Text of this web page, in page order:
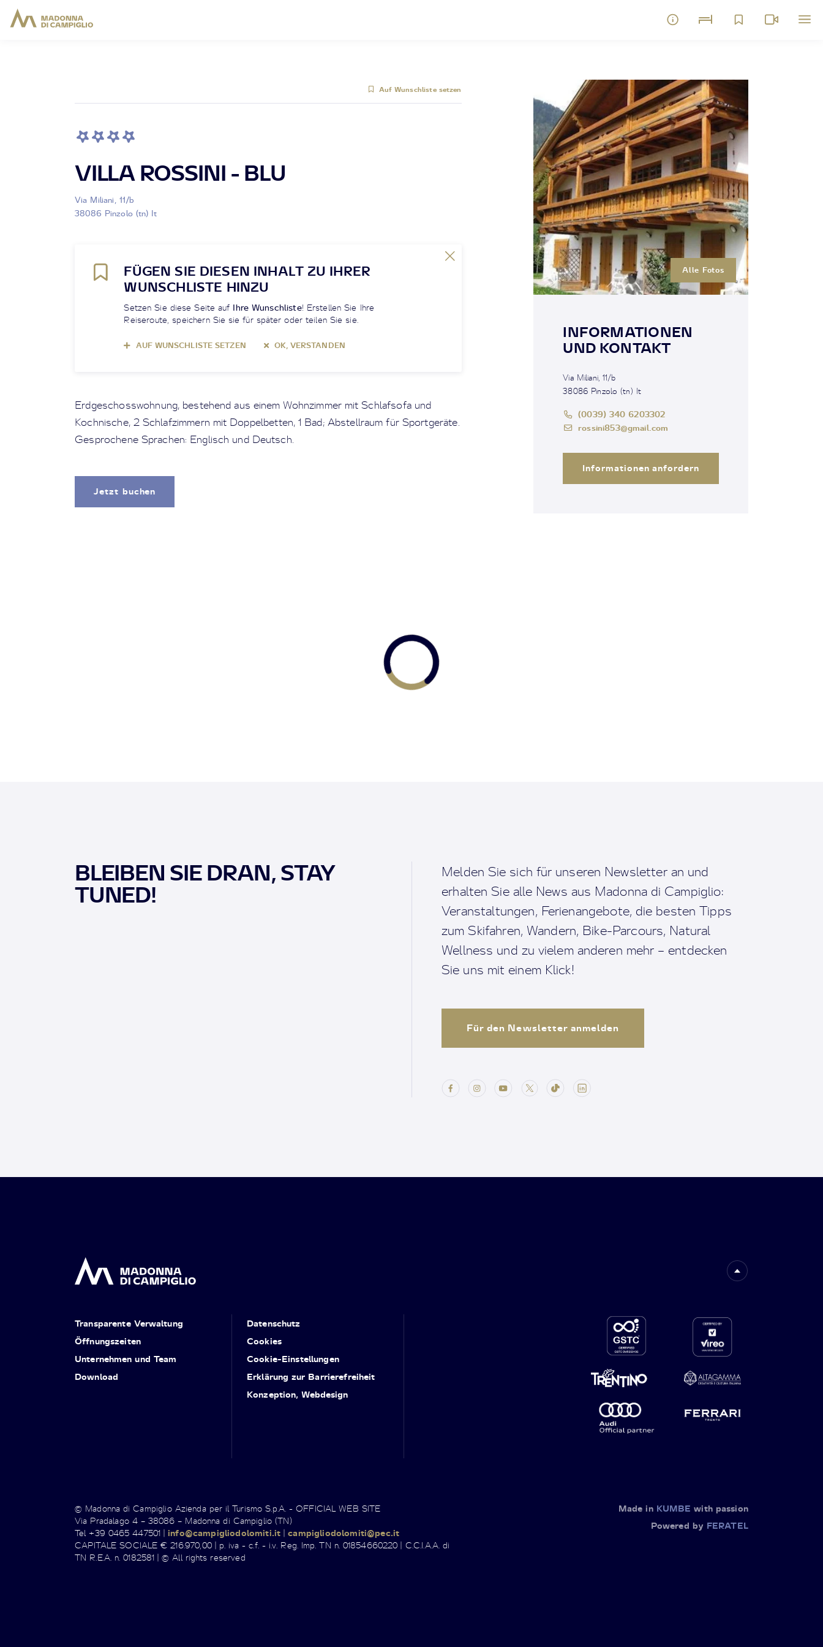
Auf Wunschliste setzen
VILLA ROSSINI - BLU
Via Miliani, 11/b
38086 Pinzolo (tn) It
FÜGEN SIE DIESEN INHALT ZU IHRER
WUNSCHLISTE HINZU
Setzen Sie diese Seite auf Ihre Wunschliste! Erstellen Sie Ihre
Reiseroute, speichern Sie sie für später oder teilen Sie sie.
AUF WUNSCHLISTE SETZEN OK, VERSTANDEN
Erdgeschosswohnung, bestehend aus einem Wohnzimmer mit Schlafsofa und
Kochnische, 2 Schlafzimmern mit Doppelbetten, 1 Bad; Abstellraum für Sportgeräte.
Gesprochene Sprachen: Englisch und Deutsch.
Jetzt buchen
Alle Fotos
INFORMATIONEN
UND KONTAKT
Via Miliani, 11/b
38086 Pinzolo (tn) It
(0039) 340 6203302
rossini853@gmail.com
Informationen anfordern
BLEIBEN SIE DRAN, STAY
TUNED!
Melden Sie sich für unseren Newsletter an und
erhalten Sie alle News aus Madonna di Campiglio:
Veranstaltungen, Ferienangebote, die besten Tipps
zum Skifahren, Wandern, Bike-Parcours, Natural
Wellness und zu vielem anderen mehr – entdecken
Sie uns mit einem Klick!
Für den Newsletter anmelden
Transparente Verwaltung
Öffnungszeiten
Unternehmen und Team
Download
Datenschutz
Cookies
Cookie-Einstellungen
Erklärung zur Barrierefreiheit
Konzeption, Webdesign
© Madonna di Campiglio Azienda per il Turismo S.p.A. - OFFICIAL WEB SITE
Via Pradalago 4 – 38086 – Madonna di Campiglio (TN)
Tel +39 0465 447501 |info@campigliodolomiti.it |campigliodolomiti@pec.it
CAPITALE SOCIALE € 216.970,00 | p. iva - c.f. - i.v. Reg. Imp. TN n. 01854660220 | C.C.I.A.A. di
TN R.E.A. n. 0182581 | © All rights reserved
Made in KUMBE with passion
Powered by FERATEL